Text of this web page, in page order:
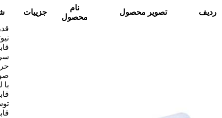
ردیف تصویر محصول
نام
محصول
جزییات